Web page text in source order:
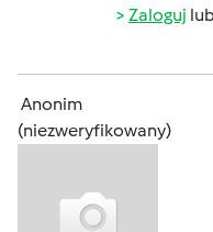
Zaloguj lub
Anonim
(niezweryfikowany)